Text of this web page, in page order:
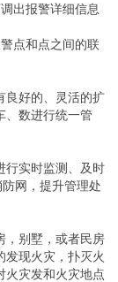
出报警详细信息
点和点之间的联
良好的、灵活的扩
、数进行统一管
行实时监测、及时
网，提升管理处
，别墅，或者民房
发现火灾，扑灭火
火灾发和火灾地点